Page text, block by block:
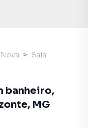
Sala
banheiro,
MG